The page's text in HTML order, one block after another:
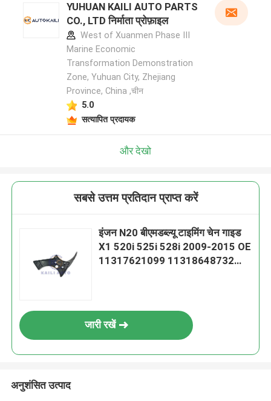
YUHUAN KAILI AUTO PARTS
CO., LTD निर्माता प्रोफ़ाइल
West of Xuanmen Phase III
Marine Economic
Transformation Demonstration
Zone, Yuhuan City, Zhejiang
Province, China ,चीन
5.0
सत्यापित प्रदायक
और देखो
सबसे उत्तम प्रतिदान प्राप्त करें
इंजन N20 बीएमडब्ल्यू टाइमिंग चेन गाइड
X1 520i 525i 528i 2009-2015 OE
11317621099 11318648732
जारी रखें
अनुशंसित उत्पाद